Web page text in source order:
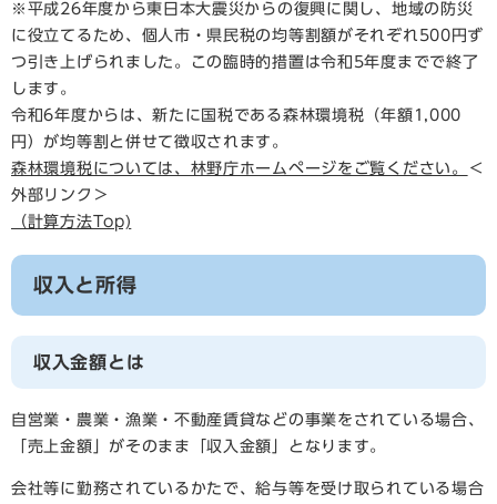
※平成26年度から東日本大震災からの復興に関し、地域の防災
に役立てるため、個人市・県民税の均等割額がそれぞれ500円ず
つ引き上げられました。この臨時的措置は令和5年度までで終了
します。
令和6年度からは、新たに国税である森林環境税（年額1,000
円）が均等割と併せて徴収されます。
森林環境税については、林野庁ホームページをご覧ください。
＜
外部リンク＞
（計算方法Top)
収入と所得
収入金額とは
自営業・農業・漁業・不動産賃貸などの事業をされている場合、
「売上金額」がそのまま「収入金額」となります。
会社等に勤務されているかたで、給与等を受け取られている場合